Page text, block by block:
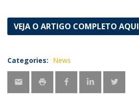
VEJA O ARTIGO COMPLETO AQUI
Categories: News